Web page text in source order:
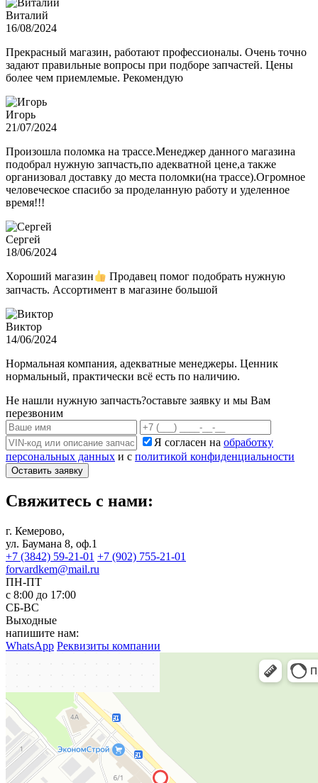
Виталий
16/08/2024
Прекрасный магазин, работают профессионалы. Очень точно
задают правильные вопросы при подборе запчастей. Цены
более чем приемлемые. Рекомендую
Игорь
21/07/2024
Произошла поломка на трассе.Менеджер данного магазина
подобрал нужную запчасть,по адекватной цене,а также
организовал доставку до места поломки(на трассе).Огромное
человеческое спасибо за проделанную работу и уделенное
время!!!
Сергей
18/06/2024
Хороший магазин
Продавец помог подобрать нужную
запчасть. Ассортимент в магазине большой
Виктор
14/06/2024
Нормальная компания, адекватные менеджеры. Ценник
нормальный, практически всё есть по наличию.
Не нашли нужную запчасть?оставьте заявку и мы Вам
перезвоним
Я согласен на обработку
персональных данных и с политикой конфиденциальности
Оставить заявку
Свяжитесь с нами:
г. Кемерово,
ул. Баумана 8, оф.1
+7 (3842) 59-21-01 +7 (902) 755-21-01
forvardkem@mail.ru
ПН-ПТ
с 8:00 до 17:00
СБ-ВС
Выходные
напишите нам:
WhatsApp Реквизиты компании